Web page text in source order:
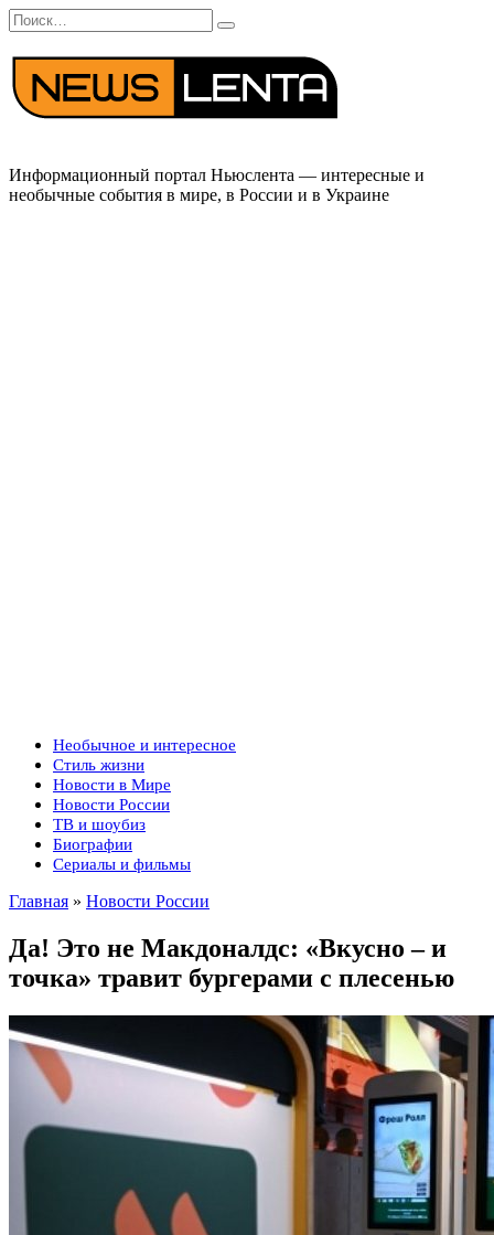
Перейти
к
содержанию
Search
for:
Информационный портал Ньюслента — интересные и
необычные события в мире, в России и в Украине
Необычное и интересное
Стиль жизни
Новости в Мире
Новости России
ТВ и шоубиз
Биографии
Сериалы и фильмы
Главная » Новости России
Да! Это не Макдоналдс: «Вкусно – и
точка» травит бургерами с плесенью